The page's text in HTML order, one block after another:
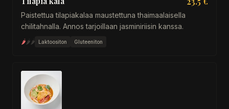
Paistettua tilapiakalaa maustettuna thaimaalaisella
chilitahnalla. Annos tarjoillaan jasminiriisin kanssa.
🌶🌶🌶 Laktoositon Gluteeniton